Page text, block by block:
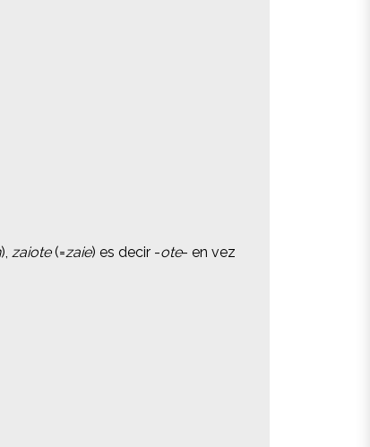
), zaiote(=zaie) es decir -ote- en vez
), zaiote(=zaie) es decir -ote- en vez